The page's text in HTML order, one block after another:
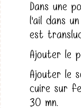
Dans une
l'ail dans
est
Ajouter le
Ajouter le
cuire sur
30 mn.